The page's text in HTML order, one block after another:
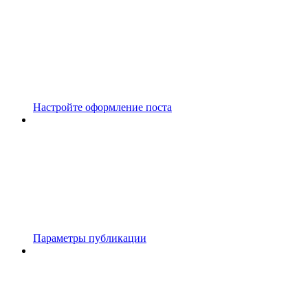
Настройте оформление поста
Параметры публикации